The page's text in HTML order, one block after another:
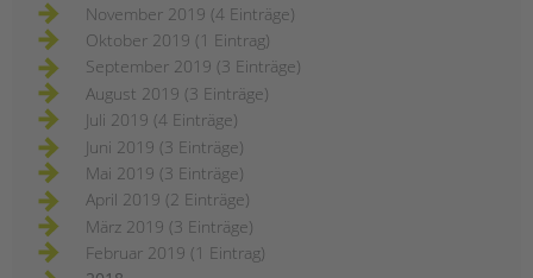
November 2019 (4 Einträge)
Oktober 2019 (1 Eintrag)
September 2019 (3 Einträge)
August 2019 (3 Einträge)
Juli 2019 (4 Einträge)
Juni 2019 (3 Einträge)
Mai 2019 (3 Einträge)
April 2019 (2 Einträge)
März 2019 (3 Einträge)
Februar 2019 (1 Eintrag)